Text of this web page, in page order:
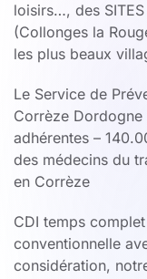
loisirs…, des SITES
(Collonges la
les plus beaux
Le Service de
Corrèze
adhérentes –
des médecins du
en Corrèze
CDI temps
conventionnelle
considération,